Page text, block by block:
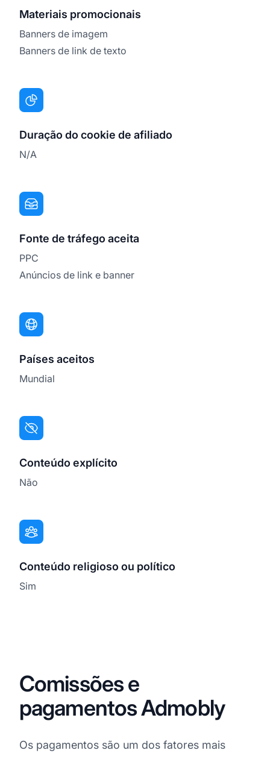
Materiais promocionais
Banners de imagem
Banners de link de texto
Duração do cookie de afiliado
N/A
Fonte de tráfego aceita
PPC
Anúncios de link e banner
Países aceitos
Mundial
Conteúdo explícito
Não
Conteúdo religioso ou político
Sim
Comissões e
pagamentos Admobly
Os pagamentos são um dos fatores mais